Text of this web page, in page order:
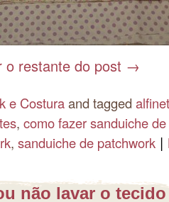
o restante do post →
e Costuraand tagged
, como fazer sanduiche
, sanduiche de patchwork |
não lavar o tecido